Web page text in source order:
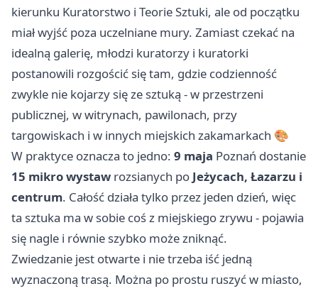
kierunku Kuratorstwo i Teorie Sztuki, ale od początku
miał wyjść poza uczelniane mury. Zamiast czekać na
idealną galerię, młodzi kuratorzy i kuratorki
postanowili rozgościć się tam, gdzie codzienność
zwykle nie kojarzy się ze sztuką - w przestrzeni
publicznej, w witrynach, pawilonach, przy
targowiskach i w innych miejskich zakamarkach 🎨
W praktyce oznacza to jedno: 9 maja Poznań dostanie
15 mikro wystaw rozsianych po Jeżycach, Łazarzu i
centrum. Całość działa tylko przez jeden dzień, więc
ta sztuka ma w sobie coś z miejskiego zrywu - pojawia
się nagle i równie szybko może zniknąć.
Zwiedzanie jest otwarte i nie trzeba iść jedną
wyznaczoną trasą. Można po prostu ruszyć w miasto,